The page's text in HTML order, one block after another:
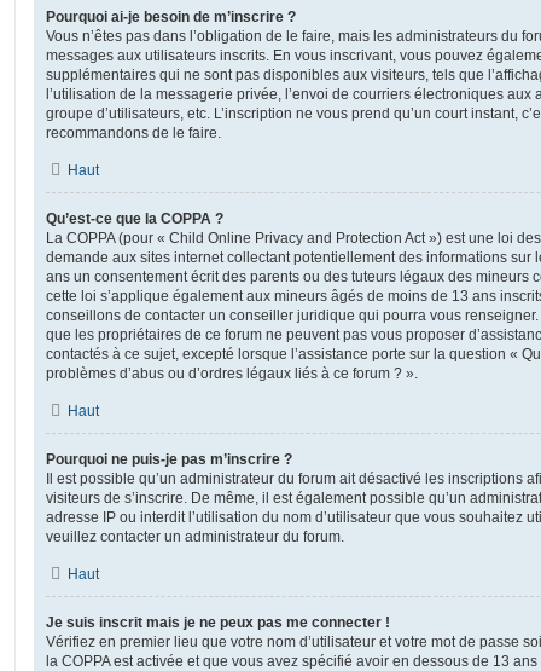
Pourquoi ai-je besoin de m’inscrire ?
Vous n’êtes pas dans l’obligation de le faire, mais les administrateurs du
messages aux utilisateurs inscrits. En vous inscrivant, vous pouvez
supplémentaires qui ne sont pas disponibles aux visiteurs, tels que
l’utilisation de la messagerie privée, l’envoi de courriers électroniques aux
groupe d’utilisateurs, etc. L’inscription ne vous prend qu’un court instant,
recommandons de le faire.
Haut
Qu’est-ce que la COPPA ?
La COPPA (pour « Child Online Privacy and Protection Act ») est une loi
demande aux sites internet collectant potentiellement des informations sur
ans un consentement écrit des parents ou des tuteurs légaux des mineurs
cette loi s’applique également aux mineurs âgés de moins de 13 ans
conseillons de contacter un conseiller juridique qui pourra vous
que les propriétaires de ce forum ne peuvent pas vous proposer
contactés à ce sujet, excepté lorsque l’assistance porte sur la question «
problèmes d’abus ou d’ordres légaux liés à ce forum ? ».
Haut
Pourquoi ne puis-je pas m’inscrire ?
Il est possible qu’un administrateur du forum ait désactivé les inscriptions
visiteurs de s’inscrire. De même, il est également possible qu’un
adresse IP ou interdit l’utilisation du nom d’utilisateur que vous souhaitez
veuillez contacter un administrateur du forum.
Haut
Je suis inscrit mais je ne peux pas me connecter !
Vérifiez en premier lieu que votre nom d’utilisateur et votre mot de passe
la COPPA est activée et que vous avez spécifié avoir en dessous de 13